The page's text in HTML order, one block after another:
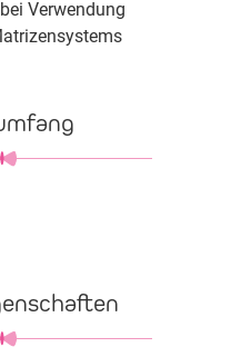
Verwendung